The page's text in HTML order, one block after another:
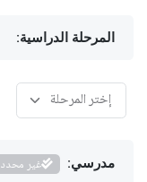
المرحلة الدراسية:
مدرسي: غير محدد